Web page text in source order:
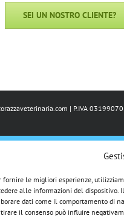
fornire le migliori esperienze,
alle informazioni del dispositivo.
dati come il comportamento di
il consenso può influire
SEI UN NOSTRO CLIENTE?
| P.IVA